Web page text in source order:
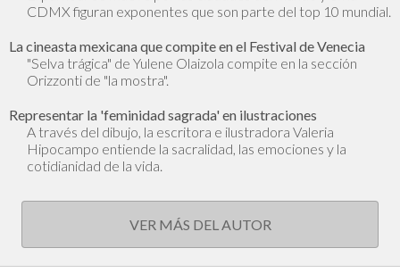
CDMX figuran exponentes que son parte del top 10 mundial.
La cineasta mexicana que compite en el Festival de Venecia
"Selva trágica" de Yulene Olaizola compite en la sección
Orizzonti de "la mostra".
Representar la 'feminidad sagrada' en ilustraciones
A través del dibujo, la escritora e ilustradora Valeria
Hipocampo entiende la sacralidad, las emociones y la
cotidianidad de la vida.
VER MÁS DEL AUTOR